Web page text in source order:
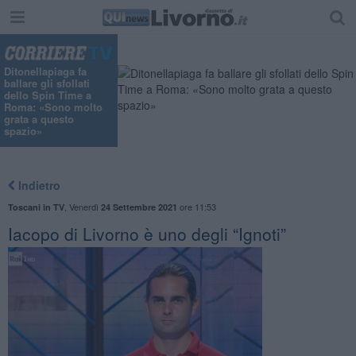
Ditonellapiaga fa
ballare gli sfollati
dello Spin Time a
Roma: «Sono molto
grata a questo
spazio»
Indietro
Toscani in TV, Venerdì 24 Settembre 2021 ore 11:53
​Iacopo di Livorno è uno degli “Ignoti”